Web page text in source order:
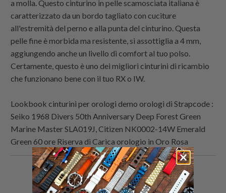
a molla. Questo cinturino in pelle scamosciata italiana è
caratterizzato da un bordo tagliato con cuciture
all'estremità del perno e alla punta del cinturino. Questa
pelle fine è morbida ma resistente, si assottiglia a 4 mm,
aggiungendo anche un livello di comfort al tuo polso.
Certamente, questo è uno dei migliori cinturini di ricambio
che funzionano bene con il tuo RX o IW.
Lookbook cinturini per orologi demo orologi diStrapcode :
Seiko 1968 Divers 50th Anniversary Deep Forest Green
Marine Master SLA019J, Citizen NK0002-14W Emerald
Green 60 ore Riserva di Carica orologio in Oro Rosa
Condividi
questo
Share
this
Condividi
questo
Email
this